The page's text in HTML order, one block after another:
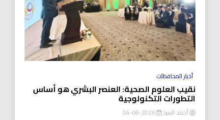
أخبار المحافظات
نقيب العلوم الصحية: العنصر البشري هو أساس
التطورات التكنولوجية
أحمد السيد 2026-08-04